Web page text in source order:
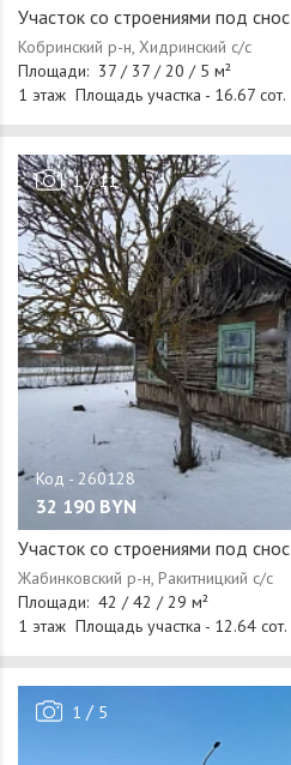
Участок со строениями под снос
1/11
32 190 BYN
Участок со строениями под снос
1 / 5